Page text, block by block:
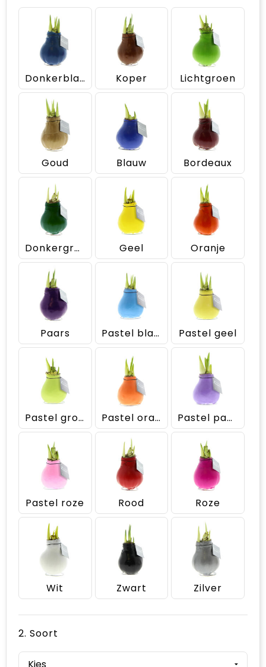
Donkerblauw Koper Lichtgroen
Goud Blauw Bordeaux
Donkergroen Geel Oranje
Paars Pastel blauw Pastel geel
Pastel groen Pastel oranje Pastel paars
Pastel roze Rood Roze
Wit Zwart Zilver
2. Soort